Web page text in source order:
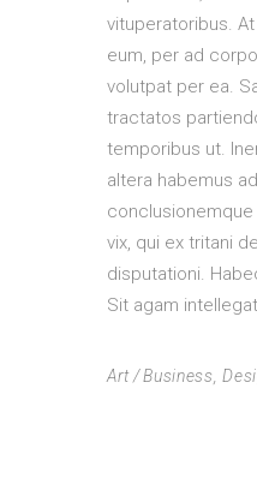
vituperatoribus.
eum, per ad
volutpat per ea.
tractatos
temporibus ut.
altera habemus
vix, qui ex tritani
disputationi.
Sit agam
Art Business ,